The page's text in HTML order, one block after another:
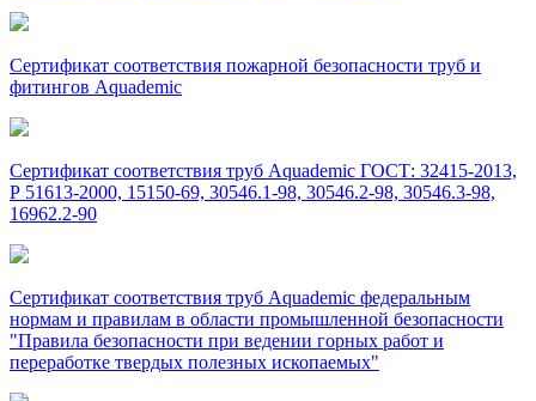
Сертификат соответствия пожарной безопасности труб и
фитингов Aquademic
Сертификат соответствия труб Aquademic ГОСТ: 32415-2013,
Р 51613-2000, 15150-69, 30546.1-98, 30546.2-98, 30546.3-98,
16962.2-90
Сертификат соответствия труб Aquademic федеральным
нормам и правилам в области промышленной безопасности
"Правила безопасности при ведении горных работ и
переработке твердых полезных ископаемых"